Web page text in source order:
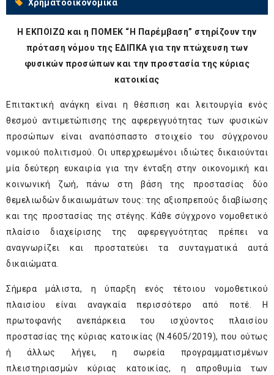
Χρηματοοικονομικά
Η ΕΚΠΟΙΖΩ και η ΠΟΜΕΚ “Η Παρέμβαση” στηρίζουν την
πρόταση νόμου της ΕΔΙΠΚΑ για την πτώχευση των
φυσικών προσώπων και την προστασία της κύριας
κατοικίας
Επιτακτική ανάγκη είναι η θέσπιση και λειτουργία ενός
θεσμού αντιμετώπισης της αφερεγγυότητας των φυσικών
προσώπων είναι αναπόσπαστο στοιχείο του σύγχρονου
νομικού πολιτισμού. Οι υπερχρεωμένοι ιδιώτες δικαιούνται
μία δεύτερη ευκαιρία για την ένταξη στην οικονομική και
κοινωνική ζωή, πάνω στη βάση της προστασίας δύο
θεμελιωδών δικαιωμάτων τους: της αξιοπρεπούς διαβίωσης
και της προστασίας της στέγης. Κάθε σύγχρονο νομοθετικό
πλαίσιο διαχείρισης της αφερεγγυότητας πρέπει να
αναγνωρίζει και προστατεύει τα συνταγματικά αυτά
δικαιώματα.
Σήμερα μάλιστα, η ύπαρξη ενός τέτοιου νομοθετικού
πλαισίου είναι αναγκαία περισσότερο από ποτέ. Η
πρωτοφανής ανεπάρκεια του ισχύοντος πλαισίου
προστασίας της κύριας κατοικίας (Ν.4605/2019), που ούτως
ή άλλως λήγει, η σωρεία προγραμματισμένων
πλειστηριασμών κύριας κατοικίας, η απροθυμία των